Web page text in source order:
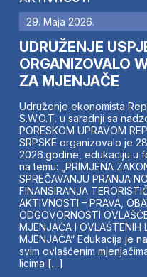
29. Maja 2026.
UDRUŽENJE
ORGANIZOVALO
ZA MJENJAČE
Udruženje ekonomista
S.W.O.T. u saradnji sa
PORESKOM UPRAVOM
SRPSKE organizovalo je
2026.godine, edukaciju u
na temu: „PRIMJENA
SPREČAVANJU PRANJA
FINANSIRANJA
AKTIVNOSTI – PRAVA,
ODGOVORNOSTI
MJENJAČA I OVLAŠTENIH
MJENJAČA“ Edukacija je
svim ovlašćenim
licima […]